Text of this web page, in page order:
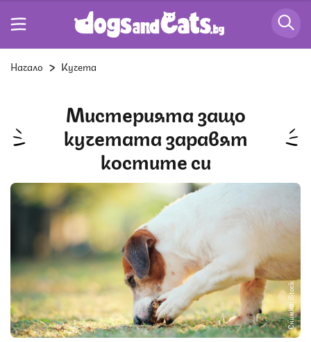
Начало Кучета
Мистерията защо
кучетата заравят
костите си
Снимка: iStock